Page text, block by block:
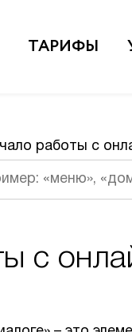
ТАРИФЫ
работы с
Поиск
с